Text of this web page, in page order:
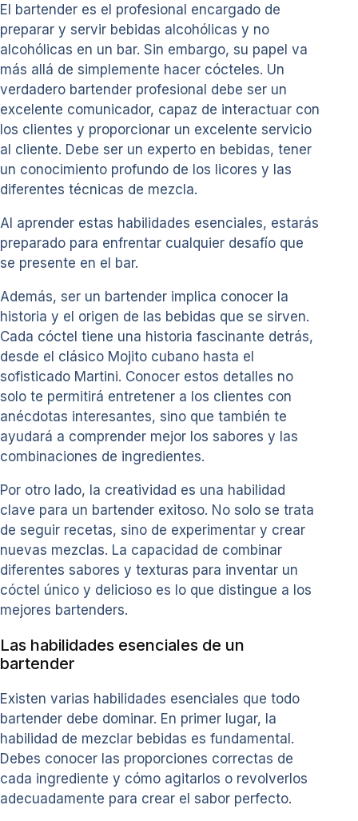
El bartender es el profesional encargado de
preparar y servir bebidas alcohólicas y no
alcohólicas en un bar. Sin embargo, su papel va
más allá de simplemente hacer cócteles. Un
verdadero bartender profesional debe ser un
excelente comunicador, capaz de interactuar con
los clientes y proporcionar un excelente servicio
al cliente. Debe ser un experto en bebidas, tener
un conocimiento profundo de los licores y las
diferentes técnicas de mezcla.
Al aprender estas habilidades esenciales, estarás
preparado para enfrentar cualquier desafío que
se presente en el bar.
Además, ser un bartender implica conocer la
historia y el origen de las bebidas que se sirven.
Cada cóctel tiene una historia fascinante detrás,
desde el clásico Mojito cubano hasta el
sofisticado Martini. Conocer estos detalles no
solo te permitirá entretener a los clientes con
anécdotas interesantes, sino que también te
ayudará a comprender mejor los sabores y las
combinaciones de ingredientes.
Por otro lado, la creatividad es una habilidad
clave para un bartender exitoso. No solo se trata
de seguir recetas, sino de experimentar y crear
nuevas mezclas. La capacidad de combinar
diferentes sabores y texturas para inventar un
cóctel único y delicioso es lo que distingue a los
mejores bartenders.
Las habilidades esenciales de un
bartender
Existen varias habilidades esenciales que todo
bartender debe dominar. En primer lugar, la
habilidad de mezclar bebidas es fundamental.
Debes conocer las proporciones correctas de
cada ingrediente y cómo agitarlos o revolverlos
adecuadamente para crear el sabor perfecto.